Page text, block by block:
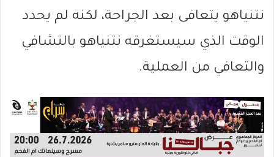
نتنياهو يتعافى بعد الجراحة، لكنه لم يحدد
الوقت الذي سيستغرقه نتنياهو بالتشافي
والتعافي من العملية.